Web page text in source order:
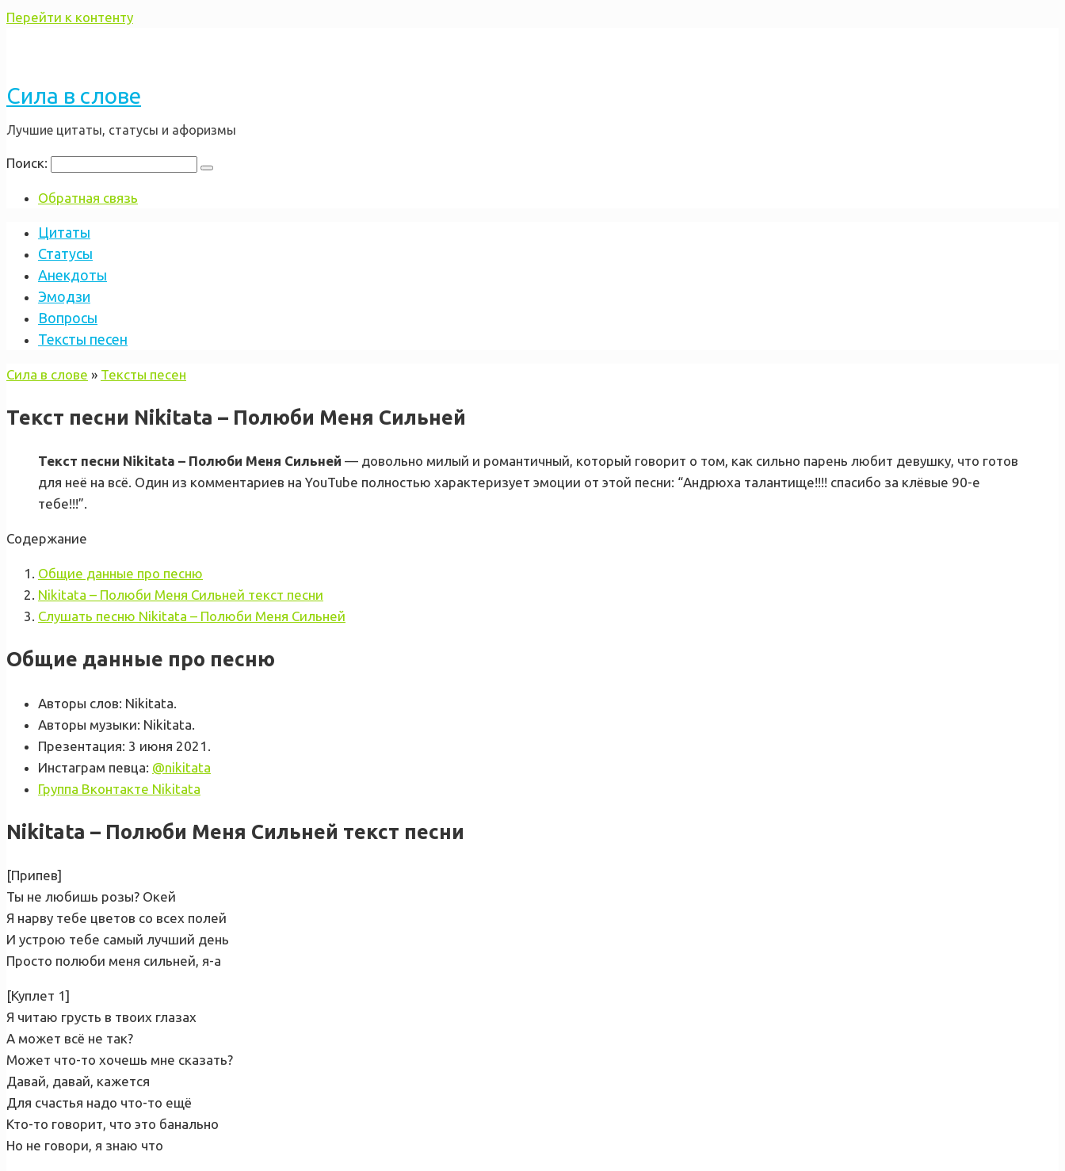
Перейти к контенту
Сила в слове
Лучшие цитаты, статусы и афоризмы
Поиск:
Обратная связь
Цитаты
Статусы
Анекдоты
Эмодзи
Вопросы
Тексты песен
Сила в слове » Тексты песен
Текст песни Nikitata – Полюби Меня Сильней
Текст песни Nikitata – Полюби Меня Сильней — довольно милый и романтичный, который говорит о том, как сильно парень любит девушку, что готов
для неё на всё. Один из комментариев на YouTube полностью характеризует эмоции от этой песни: “Андрюха талантище!!!! спасибо за клёвые 90-е
тебе!!!”.
Содержание
Общие данные про песню
Nikitata – Полюби Меня Сильней текст песни
Слушать песню Nikitata – Полюби Меня Сильней
Общие данные про песню
Авторы слов: Nikitata.
Авторы музыки: Nikitata.
Презентация: 3 июня 2021.
Инстаграм певца: @nikitata
Группа Вконтакте Nikitata
Nikitata – Полюби Меня Сильней текст песни
[Припев]
Ты не любишь розы? Окей
Я нарву тебе цветов со всех полей
И устрою тебе самый лучший день
Просто полюби меня сильней, я-а
[Куплет 1]
Я читаю грусть в твоих глазах
А может всё не так?
Может что-то хочешь мне сказать?
Давай, давай, кажется
Для счастья надо что-то ещё
Кто-то говорит, что это банально
Но не говори, я знаю что